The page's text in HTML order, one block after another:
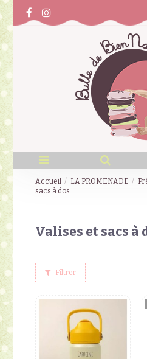
Accueil LA PROMENADE
sacs à dos
Valises et sacs à
Filtrer